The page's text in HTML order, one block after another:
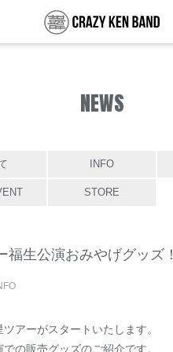
NEWS
INFO
STORE
福生公演おみやげグッズ！
アーがスタートいたします。
の販売グッズのご紹介です。